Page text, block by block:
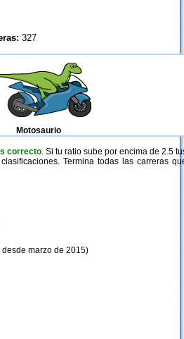
327
Motosaurio
correcto. Si tu ratio sube por encima de 2.5
Termina todas las carreras
marzo de 2015)